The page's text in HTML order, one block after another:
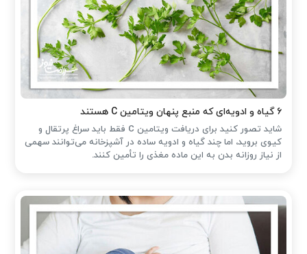
۶ گیاه و ادویه‌ای که منبع پنهان ویتامین C هستند
شاید تصور کنید برای دریافت ویتامین C فقط باید سراغ پرتقال و
کیوی بروید، اما چند گیاه و ادویه ساده در آشپزخانه می‌توانند سهمی
از نیاز روزانه بدن به این ماده مغذی را تأمین کنند.